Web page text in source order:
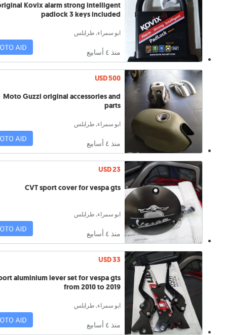
Kovix alarm strong intelligent
padlock 3 keys included
ابو سمراء, طرابلس
منذ ٤ أسابيع
USD 500
Moto Guzzi original accessories and
parts
ابو سمراء, طرابلس
منذ ٤ أسابيع
USD 23
CVT sport cover for vespa gts
ابو سمراء, طرابلس
منذ ٤ أسابيع
USD 33
aluminium lever set for vespa gts
from 2010 to 2019
ابو سمراء, طرابلس
منذ ٤ أسابيع